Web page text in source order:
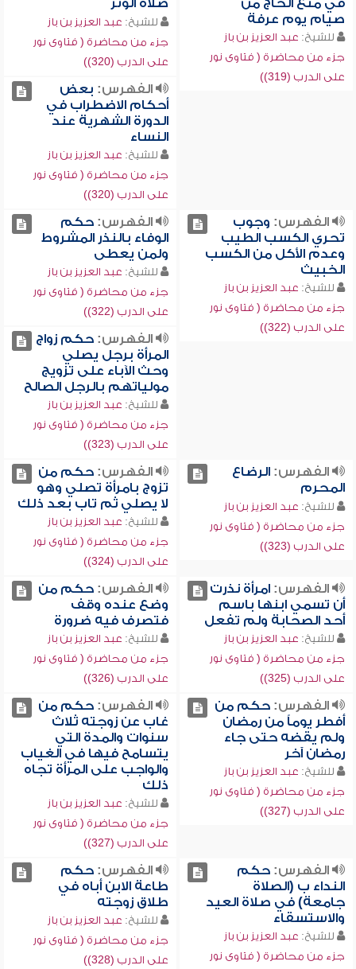
في منع الحاج من
صيام يوم عرفة
للشيخ: عبد العزيز بن باز
جزء من محاضرة ( فتاوى نور
على الدرب (319))
صلاة الوتر
للشيخ: عبد العزيز بن باز
جزء من محاضرة ( فتاوى نور
على الدرب (320))
الفهرس: بعض
أحكام الاضطراب في
الدورة الشهرية عند
النساء
للشيخ: عبد العزيز بن باز
جزء من محاضرة ( فتاوى نور
على الدرب (320))
الفهرس: وجوب
تحري الكسب الطيب
وعدم الأكل من الكسب
الخبيث
للشيخ: عبد العزيز بن باز
جزء من محاضرة ( فتاوى نور
على الدرب (322))
الفهرس:حكم
الوفاء بالنذر المشروط
ولمن يعطى
للشيخ: عبد العزيز بن باز
جزء من محاضرة ( فتاوى نور
على الدرب (322))
الفهرس:حكم زواج
المرأة برجل يصلي
وحث الآباء على تزويج
مولياتهم بالرجل الصالح
للشيخ: عبد العزيز بن باز
جزء من محاضرة ( فتاوى نور
على الدرب (323))
الفهرس:الرضاع
المحرم
للشيخ: عبد العزيز بن باز
جزء من محاضرة ( فتاوى نور
على الدرب (323))
الفهرس:حكم من
تزوج بامرأة تصلي وهو
لا يصلي ثم تاب بعد ذلك
للشيخ: عبد العزيز بن باز
جزء من محاضرة ( فتاوى نور
على الدرب (324))
الفهرس:امرأة نذرت
أن تسمي ابنها باسم
أحد الصحابة ولم تفعل
للشيخ: عبد العزيز بن باز
جزء من محاضرة ( فتاوى نور
على الدرب (325))
الفهرس:حكم من
وضع عنده وقف
فتصرف فيه ضرورة
للشيخ: عبد العزيز بن باز
جزء من محاضرة ( فتاوى نور
على الدرب (326))
الفهرس:حكم من
أفطر يوماً من رمضان
ولم يقضه حتى جاء
رمضان آخر
للشيخ: عبد العزيز بن باز
جزء من محاضرة ( فتاوى نور
على الدرب (327))
الفهرس:حكم من
غاب عن زوجته ثلاث
سنوات والمدة التي
يتسامح فيها في الغياب
والواجب على المرأة تجاه
ذلك
للشيخ: عبد العزيز بن باز
جزء من محاضرة ( فتاوى نور
على الدرب (327))
الفهرس:حكم
النداء ب (الصلاة
جامعة) في صلاة العيد
والاستسقاء
للشيخ: عبد العزيز بن باز
جزء من محاضرة ( فتاوى نور
الفهرس:حكم
طاعة الابن أباه في
طلاق زوجته
للشيخ: عبد العزيز بن باز
جزء من محاضرة ( فتاوى نور
على الدرب (328))